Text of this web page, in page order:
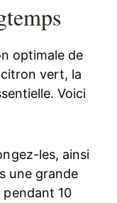
optimale de
vert, la
Voici
les, ainsi
une grande
pendant 10